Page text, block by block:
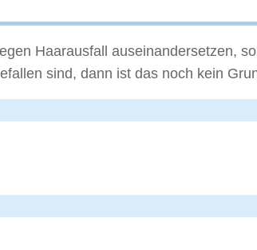
Haarausfall auseinandersetzen,
sind, dann ist das noch kein